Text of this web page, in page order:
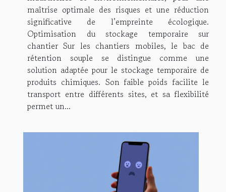
maîtrise optimale des risques et une réduction
significative de l’empreinte écologique.
Optimisation du stockage temporaire sur
chantier Sur les chantiers mobiles, le bac de
rétention souple se distingue comme une
solution adaptée pour le stockage temporaire de
produits chimiques. Son faible poids facilite le
transport entre différents sites, et sa flexibilité
permet un...